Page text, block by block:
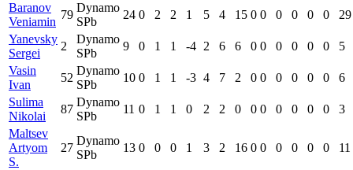
Baranov
Veniamin
79
Dynamo
SPb
24 0 2 2 1 5 4 15 0 0 0 0 0 0
29
Yanevsky
Sergei
2
Dynamo
SPb
9 0 1 1 -4 2 6 6 0 0 0 0 0 0
5
Vasin
Ivan
52
Dynamo
SPb
10 0 1 1 -3 4 7 2 0 0 0 0 0 0
6
Sulima
Nikolai
87
Dynamo
SPb
11 0 1 1 0 2 2 0 0 0 0 0 0 0
3
Maltsev
Artyom
S.
27
Dynamo
SPb
13 0 0 0 1 3 2 16 0 0 0 0 0 0 11